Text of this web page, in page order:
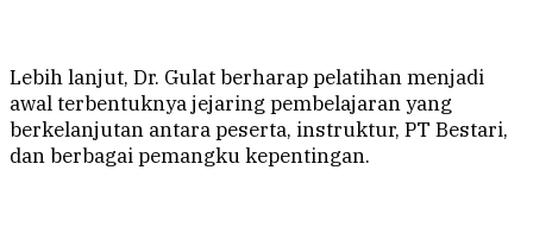
Lebih lanjut, Dr. Gulat berharap pelatihan menjadi
awal terbentuknya jejaring pembelajaran yang
berkelanjutan antara peserta, instruktur, PT Bestari,
dan berbagai pemangku kepentingan.